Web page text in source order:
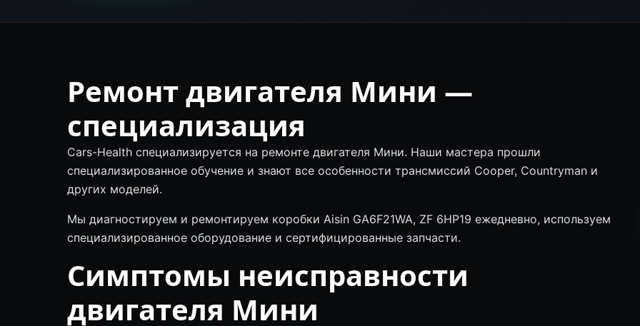
Ремонт двигателя Мини —
специализация
Cars-Health специализируется на ремонте двигателя Мини. Наши мастера прошли
специализированное обучение и знают все особенности трансмиссий Cooper, Countryman и
других моделей.
Мы диагностируем и ремонтируем коробки Aisin GA6F21WA, ZF 6HP19 ежедневно, используем
специализированное оборудование и сертифицированные запчасти.
Симптомы неисправности
двигателя Мини